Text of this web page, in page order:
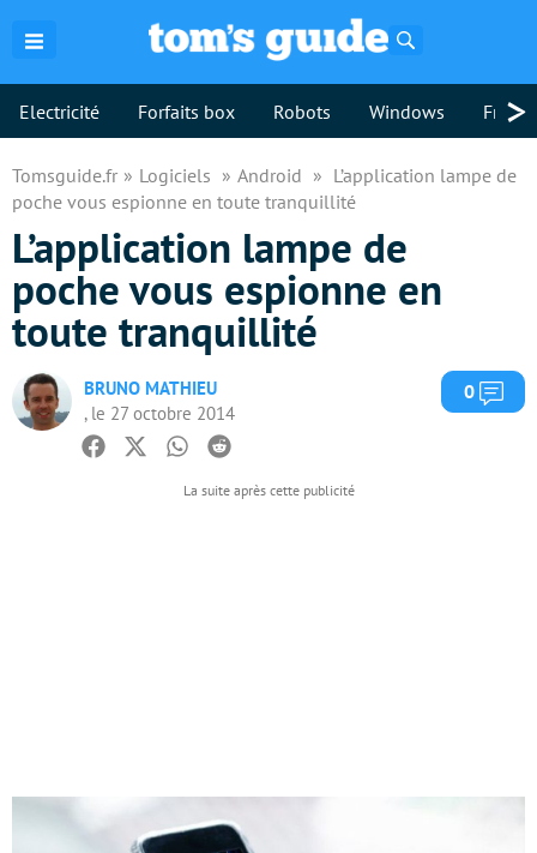
Electricité Forfaits box Robots Windows >
Tomsguide.fr Logiciels Android
L’application lampe de
poche vous espionne en toute tranquillité
L’application lampe de
poche vous espionne en
toute tranquillité
BRUNO MATHIEU
, le 27 octobre 2014
0
Facebook
TwitterWhatsapp
Reddit